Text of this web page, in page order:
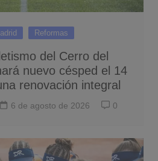
Reformas
del Cerro del
nuevo césped el 14
renovación integral
6 de agosto de 2026 0